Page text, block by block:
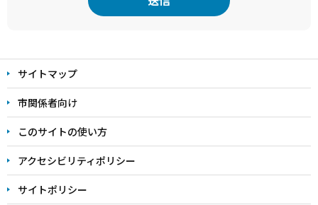
文
こ
こ
ま
で
サイトマップ
市関係者向け
このサイトの使い方
アクセシビリティポリシー
サイトポリシー